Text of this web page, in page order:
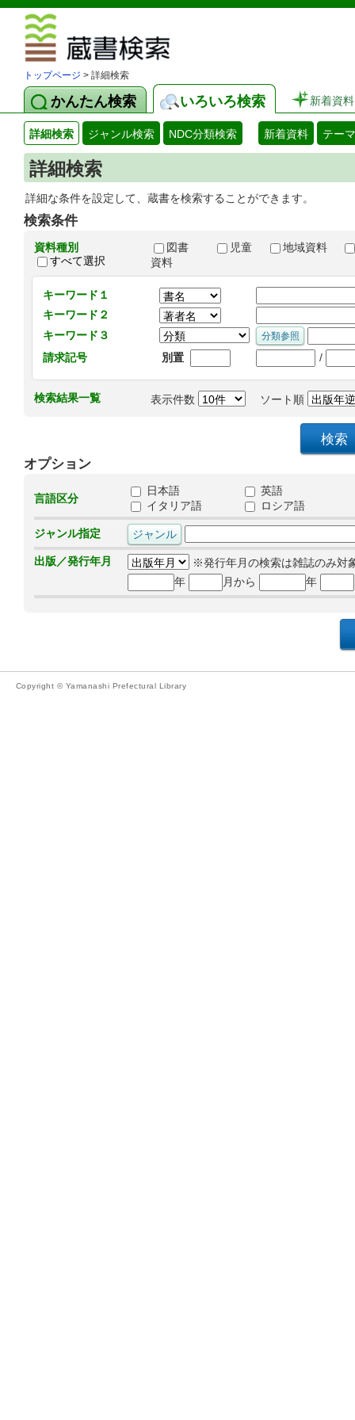
トップページ > 詳細検索
かんたん検索 いろいろ検索 新着資料
詳細検索 ジャンル検索 NDC分類検索 新着資料 テー
詳細検索
詳細な条件を設定して、蔵書を検索することができます。
検索条件
資料種別
すべて選択
図書 児童
地域資料
資料
キーワード１
キーワード２
キーワード３
請求記号
別置 /
検索結果一覧 表示件数 ソート順
オプション
言語区分
日本語
英語
イタリア語
ロシア語
ジャンル指定
出版／発行年月
※発行年月の検索は雑誌のみ対
年
月から 年
Copyright © Yamanashi Prefectural Library